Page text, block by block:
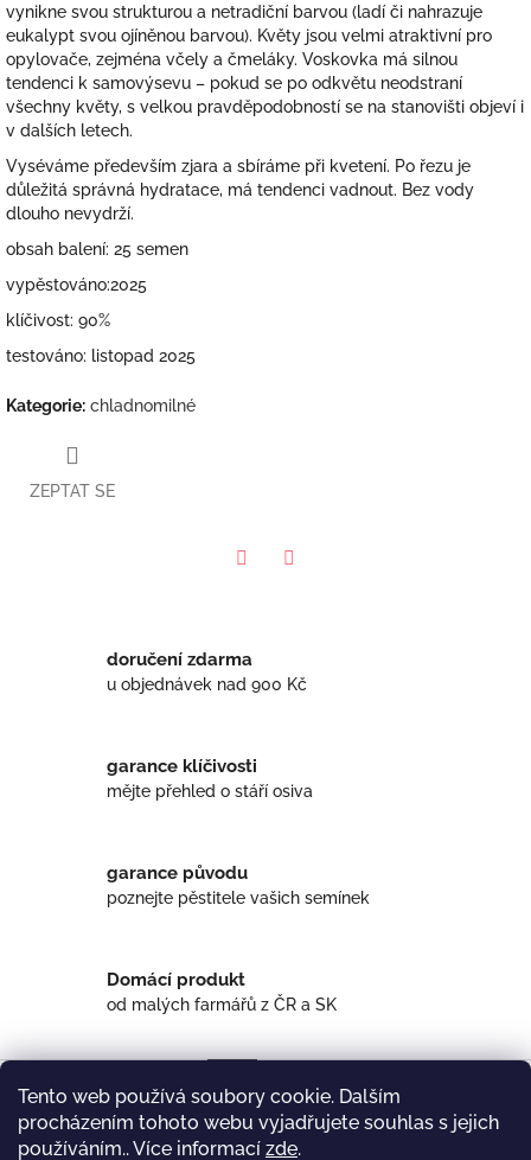
Tento web používá soubory cookie. Dalším
procházením tohoto webu vyjadřujete souhlas s jejich
používáním.. Více informací zde.
vynikne svou strukturou a netradiční barvou (ladí či nahrazuje
eukalypt svou ojíněnou barvou). Květy jsou velmi atraktivní pro
opylovače, zejména včely a čmeláky. Voskovka má silnou
tendenci k samovýsevu – pokud se po odkvětu neodstraní
všechny květy, s velkou pravděpodobností se na stanovišti objeví i
v dalších letech.
Vyséváme především zjara a sbíráme při kvetení. Po řezu je
důležitá správná hydratace, má tendenci vadnout. Bez vody
dlouho nevydrží.
obsah balení: 25 semen
vypěstováno:2025
klíčivost: 90%
testováno: listopad 2025
Kategorie: chladnomilné
ZEPTAT SE
doručení zdarma
u objednávek nad 900 Kč
garance klíčivosti
mějte přehled o stáří osiva
garance původu
poznejte pěstitele vašich semínek
Domácí produkt
od malých farmářů z ČR a SK
Diskuze
Popis produktu není dostupný